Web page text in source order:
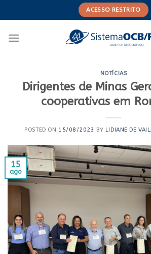
to
ACESSO RESTRITO
NOTÍCIAS
Dirigentes de Minas
cooperativas em
POSTED ON 15/08/2023 BY LIDIANE DE
15
ago